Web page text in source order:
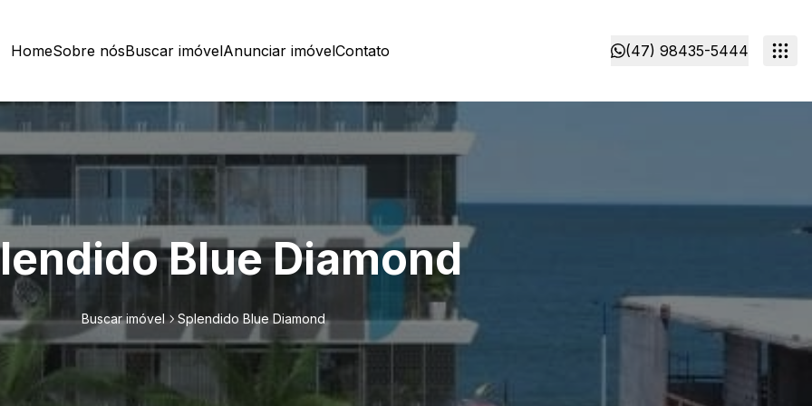
HomeSobre nósBuscar imóvelAnunciar imóvelContato (47) 98435-5444
Blue Diamond
Buscar imóvel Splendido Blue Diamond